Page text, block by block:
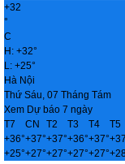
+32
°
C
H: +32°
L: +25°
Hà Nội
Thứ Sáu, 07 Tháng Tám
Xem Dự báo 7 ngày
T7
CN T2 T3 T4
T5
+36°+37°+37°+36°+37°+
+25°+27°+27°+27°+27°+